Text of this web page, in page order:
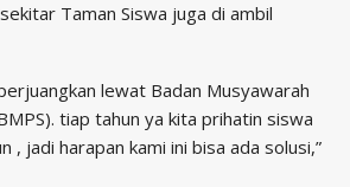
Taman Siswa juga di ambil
lewat Badan Musyawarah
tiap tahun ya kita prihatin siswa
, jadi harapan kami ini bisa ada solusi,”